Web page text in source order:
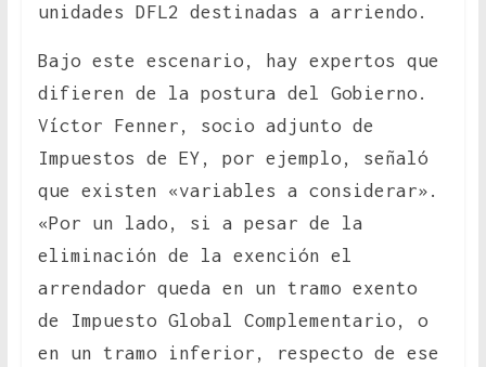
unidades DFL2 destinadas a arriendo.
Bajo este escenario, hay expertos que
difieren de la postura del Gobierno.
Víctor Fenner, socio adjunto de
Impuestos de EY, por ejemplo, señaló
que existen «variables a considerar».
«Por un lado, si a pesar de la
eliminación de la exención el
arrendador queda en un tramo exento
de Impuesto Global Complementario, o
en un tramo inferior, respecto de ese